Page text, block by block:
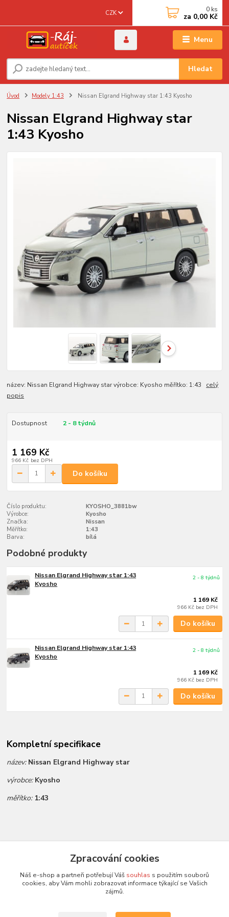
Menu
CZK
Hledat
0 ks
za 0,00 Kč
Úvod Modely 1:43 Nissan Elgrand Highway star 1:43 Kyosho
Nissan Elgrand Highway star
1:43 Kyosho
název: Nissan Elgrand Highway star výrobce: Kyosho měřítko: 1:43 celý
popis
Dostupnost 2 - 8 týdnů
1 169 Kč
966 Kč bez DPH
Do košíku
Číslo produktu:
KYOSHO_3881bw
Výrobce:
Kyosho
Značka:
Nissan
Měřítko:
1:43
Barva:
bílá
Podobné produkty
Nissan Elgrand Highway star 1:43
Kyosho
1 169 Kč
966 Kč bez DPH
2 - 8 týdnů
Do košíku
Nissan Elgrand Highway star 1:43
Kyosho
1 169 Kč
966 Kč bez DPH
2 - 8 týdnů
Do košíku
Kompletní specifikace
název: Nissan Elgrand Highway star
výrobce: Kyosho
měřítko: 1:43
Zboží zařazeno v kategoriích
Všechny modely
Modely 1:43
Zpracování cookies
Náš e-shop a partneři potřebují Váš souhlas s použitím souborů
cookies, aby Vám mohli zobrazovat informace týkající se Vašich
zájmů.